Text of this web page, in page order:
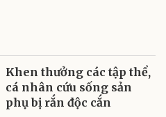
Khen thưởng các tập thể,
cá nhân cứu sống sản
phụ bị rắn độc cắn